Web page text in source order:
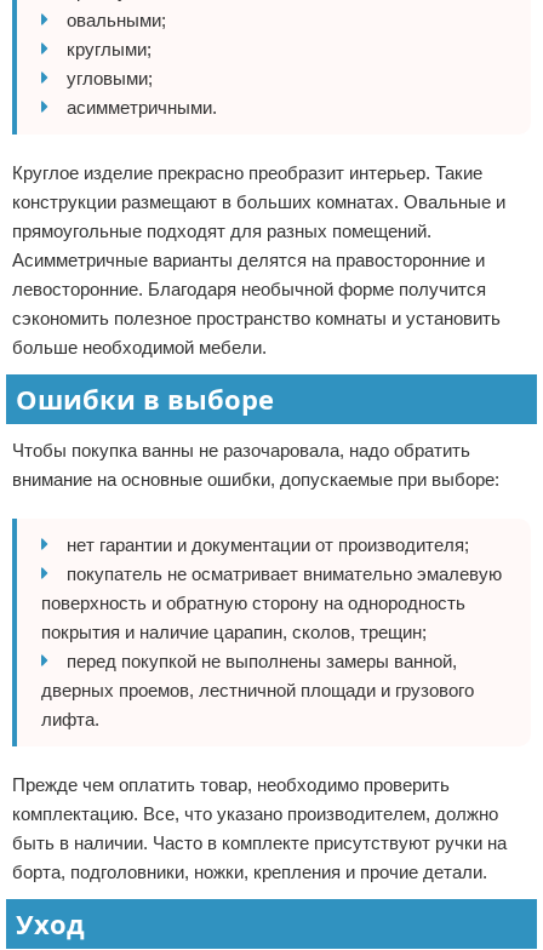
овальными;
круглыми;
угловыми;
асимметричными.
Круглое изделие прекрасно преобразит интерьер. Такие
конструкции размещают в больших комнатах. Овальные и
прямоугольные подходят для разных помещений.
Асимметричные варианты делятся на правосторонние и
левосторонние. Благодаря необычной форме получится
сэкономить полезное пространство комнаты и установить
больше необходимой мебели.
Ошибки в выборе
Чтобы покупка ванны не разочаровала, надо обратить
внимание на основные ошибки, допускаемые при выборе:
нет гарантии и документации от производителя;
покупатель не осматривает внимательно эмалевую
поверхность и обратную сторону на однородность
покрытия и наличие царапин, сколов, трещин;
перед покупкой не выполнены замеры ванной,
дверных проемов, лестничной площади и грузового
лифта.
Прежде чем оплатить товар, необходимо проверить
комплектацию. Все, что указано производителем, должно
быть в наличии. Часто в комплекте присутствуют ручки на
борта, подголовники, ножки, крепления и прочие детали.
Уход